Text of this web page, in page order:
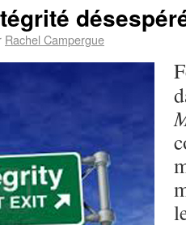
Rachel Campergue